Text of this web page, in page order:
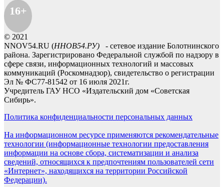
16+
© 2021
NNOV54.RU (ННОВ54.РУ) - сетевое издание Болотнинского
района. Зарегистрировано Федеральной службой по надзору в
сфере связи, информационных технологий и массовых
коммуникаций (Роскомнадзор), свидетельство о регистрации
Эл № ФС77-81542 от 16 июля 2021г.
Учредитель ГАУ НСО «Издательский дом «Советская
Сибирь».
Политика конфиденциальности персональных данных
На информационном ресурсе применяются рекомендательные
технологии (информационные технологии предоставления
информации на основе сбора, систематизации и анализа
сведений, относящихся к предпочтениям пользователей сети
«Интернет», находящихся на территории Российской
Федерации).